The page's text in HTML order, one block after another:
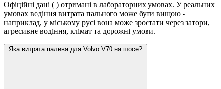
Офіційні дані ( ) отримані в лабораторних умовах. У реальних
умовах водіння витрата пального може бути вищою -
наприклад, у міському русі вона може зростати через затори,
агресивне водіння, клімат та дорожні умови.
Яка витрата палива для Volvo V70 на шосе?